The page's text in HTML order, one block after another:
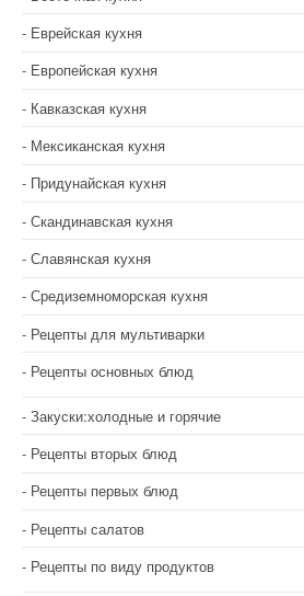
Еврейская кухня
Европейская кухня
Кавказская кухня
Мексиканская кухня
Придунайская кухня
Скандинавская кухня
Славянская кухня
Средиземноморская кухня
Рецепты для мультиварки
Рецепты основных блюд
Закуски:холодные и горячие
Рецепты вторых блюд
Рецепты первых блюд
Рецепты салатов
Рецепты по виду продуктов